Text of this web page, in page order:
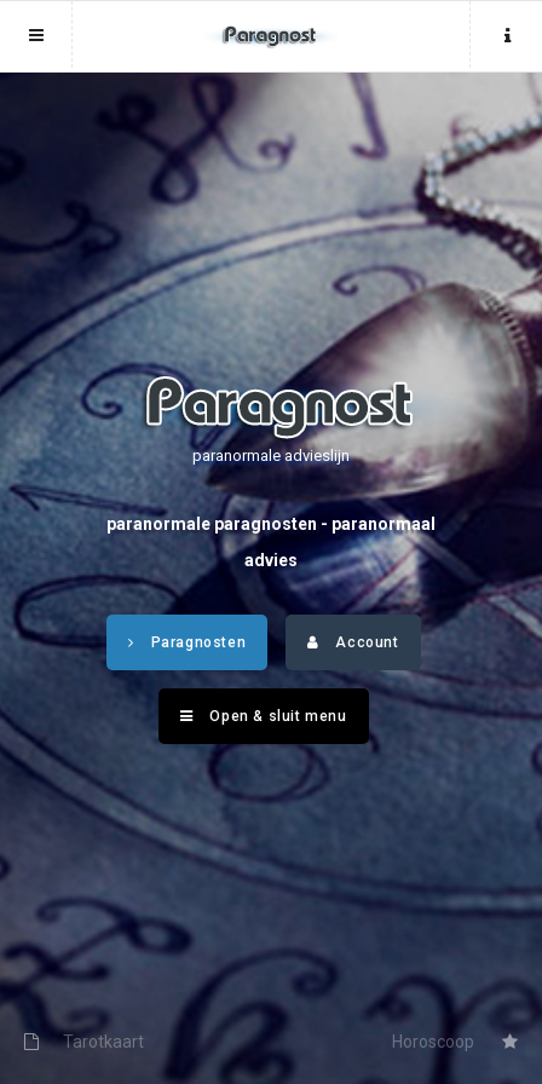
Sluit menu
Account
Login
Wachtwoord
Paragnosten
Vind paragnost
Fotoreading
Horoscoop
Waterman
Vissen
Ram
Tweelingen
Kreeft
Leeuw
Weegschaal
Steenbok
Tarotkaart
Getuigenissen
Belverzoek
Info
Privacybeleid
Desktop website
Sluit menu
CONTACT
UW PARAGNOSTACCOUNT
Aanmaken
Wachtwoord
COPYRIGHT 08 - 2026 MOBIEL V 2.0
PARAGNOST.NL
paranormale advieslijn
paranormale paragnosten - paranormaal
advies
Paragnosten Account
Open & sluit menu
Tarotkaart Horoscoop